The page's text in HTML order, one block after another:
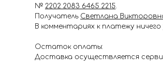
№ 2202 2083 6465 2215.
Получатель Светлана
В комментариях к платежу
Остаток оплаты:
Доставка осуществляется